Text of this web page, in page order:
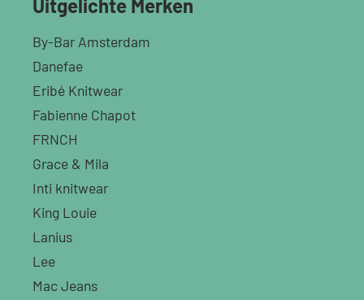
Uitgelichte Merken
By-Bar Amsterdam
Danefae
Eribé Knitwear
Fabienne Chapot
FRNCH
Grace & Mila
Inti knitwear
King Louie
Lanius
Lee
Mac Jeans